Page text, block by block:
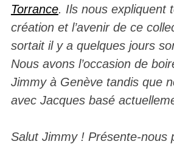
Torrance. Ils nous expliquent
création et l’avenir de ce
sortait il y a quelques jours
Nous avons l’occasion de
Jimmy à Genève tandis que
avec Jacques basé
Salut Jimmy ! Présente-nous